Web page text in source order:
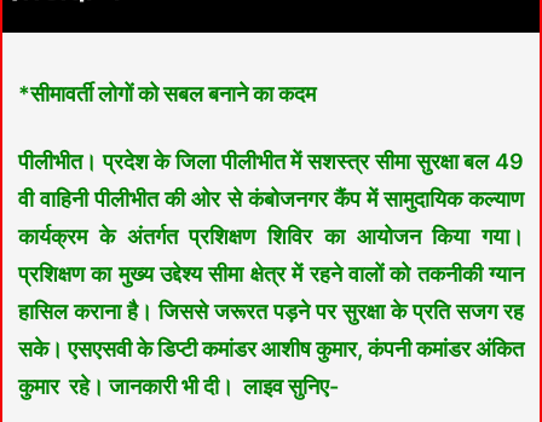
*सीमावर्ती लोगों को सबल बनाने का कदम
पीलीभीत। प्रदेश के जिला पीलीभीत में सशस्त्र सीमा सुरक्षा बल 49
वी वाहिनी पीलीभीत की ओर से कंबोजनगर कैंप में सामुदायिक कल्याण
कार्यक्रम के अंतर्गत प्रशिक्षण शिविर का आयोजन किया गया।
प्रशिक्षण का मुख्य उद्देश्य सीमा क्षेत्र में रहने वालों को तकनीकी ग्यान
हासिल कराना है। जिससे जरूरत पड़ने पर सुरक्षा के प्रति सजग रह
सके। एसएसवी के डिप्टी कमांडर आशीष कुमार, कंपनी कमांडर अंकित
कुमार रहे। जानकारी भी दी। लाइव सुनिए-